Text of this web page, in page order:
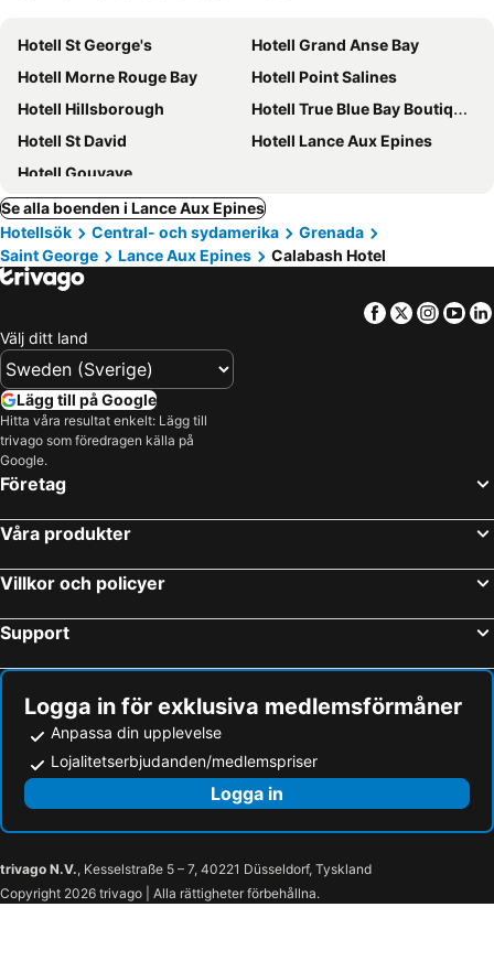
Hotell St George's
Hotell Grand Anse Bay
Hotell Morne Rouge Bay
Hotell Point Salines
Hotell Hillsborough
Hotell True Blue Bay Boutique Resort
Hotell St David
Hotell Lance Aux Epines
Hotell Gouyave
Se alla boenden i Lance Aux Epines
Hotellsök
Central- och sydamerika
Grenada
Saint George
Lance Aux Epines Calabash Hotel
Facebook
Twitter
Välj ditt land
Lägg till på Google
Hitta våra resultat enkelt: Lägg till
trivago som föredragen källa på
Google.
Företag
Våra produkter
Villkor och policyer
Support
Logga in för exklusiva medlemsförmåner
Anpassa din upplevelse
Lojalitetserbjudanden/medlemspriser
Logga in
trivago N.V., Kesselstraße 5 – 7, 40221 Düsseldorf, Tyskland
Copyright 2026 trivago | Alla rättigheter förbehållna.